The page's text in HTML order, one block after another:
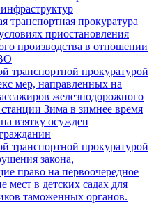
транспортная прокуратура
приостановления
производства в отношении
транспортной прокуратурой
мер, направленных на
железнодорожного
станции Зима в зимнее время
взятку осужден
транспортной прокуратурой
закона,
право на первоочередное
мест в детских садах для
таможенных органов.